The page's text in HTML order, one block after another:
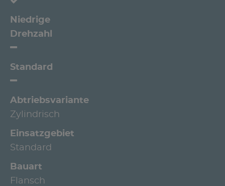
Niedrige
Drehzahl
Standard
Abtriebsvariante
Zylindrisch
Einsatzgebiet
Standard
Bauart
Flansch